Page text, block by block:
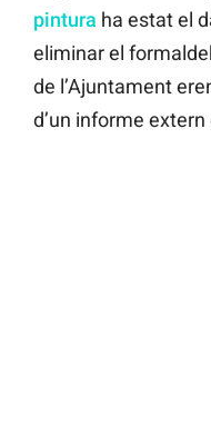
pintura ha estat el
eliminar el
de l’Ajuntament
d’un informe